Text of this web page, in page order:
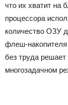
что их хватит на
процессора
количество ОЗУ
флеш-накопителя
без труда
многозадачном